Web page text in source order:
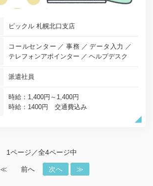
ピックル 札幌北口支店
コールセンター 事務
データ入力
テレフォンアポインター
ヘルプデスク
派遣社員
時給：1,400円～1,400円
時給：1400円 交通費込み
1ページ／全4ページ中
≪ 前へ 次へ ≫